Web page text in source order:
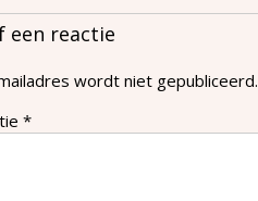
een reactie
wordt niet gepubliceerd.
*